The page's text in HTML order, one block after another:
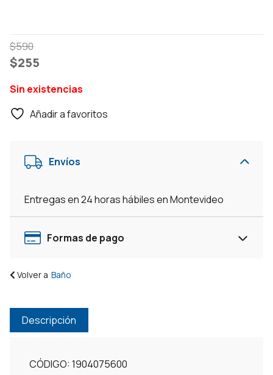
$590
El
precio
era:
$255
El
precio
es:
Sin existencias
Añadir a favoritos
Envíos
Entregas en 24 horas hábiles en Montevideo
Formas de pago
Volver a Baño
Descripción
CÓDIGO: 1904075600